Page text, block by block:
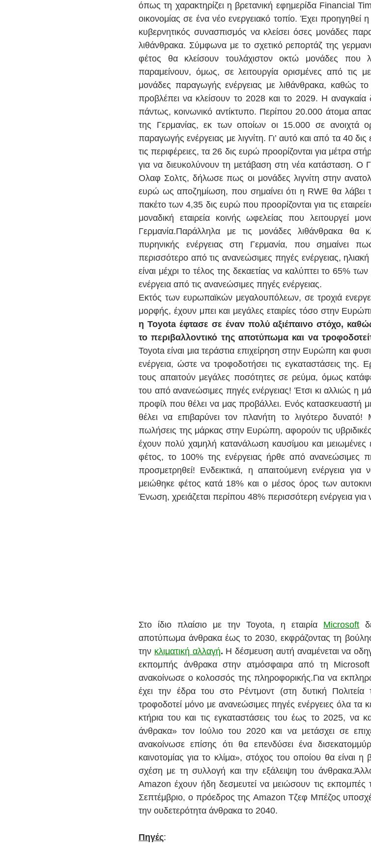
όπως τη χαρακτηρίζει η βρετανική εφημερίδα Financial
οικονομίας σε ένα νέο ενεργειακό τοπίο. Έχει
κυβερνητικός συνασπισμός να κλείσει όσες μονάδες
λιθάνθρακα. Σύμφωνα με το σχετικό ρεπορτάζ της
φέτος θα κλείσουν τουλάχιστον οκτώ μονάδες που
παραμείνουν, όμως, σε λειτουργία ορισμένες από τις
μονάδες παραγωγής ενέργειας με λιθάνθρακα, καθώς
προβλέπει να κλείσουν το 2028 και το 2029. Η αναγκαία
πάντως, κοινωνικό αντίκτυπο. Περίπου 20.000 άτομα
της Γερμανίας, εκ των οποίων οι 15.000 σε ανοιχτά
παραγωγής ενέργειας με λιγνίτη. Γι’ αυτό και από τα 40
τις περιφέρειες, τα 26 δις ευρώ προορίζονται για μέτρα
για να διευκολύνουν τη μετάβαση στη νέα κατάσταση. Ο
Ολαφ Σολτς, δήλωσε πως οι μονάδες λιγνίτη στην
ευρώ ως αποζημίωση, που σημαίνει ότι η RWE θα
πακέτο των 4,35 δις ευρώ που προορίζονται για τις
μοναδική εταιρεία κοινής ωφελείας που λειτουργεί
Γερμανία.Παράλληλα με τις μονάδες λιθάνθρακα θα
πυρηνικής ενέργειας στη Γερμανία, που σημαίνει
περισσότερο από τις ανανεώσιμες πηγές ενέργειας,
είναι μέχρι το τέλος της δεκαετίας να καλύπτει το 65%
ενέργεια από τις ανανεώσιμες πηγές ενέργειας.
Εκτός των ευρωπαϊκών μεγαλουπόλεων, σε τροχιά
μορφής, έχουν μπει και μεγάλες εταιρίες τόσο στην
η Toyota έφτασε σε έναν πολύ αξιέπαινο στόχο,
το περιβαλλοντικό της αποτύπωμα και να
Toyota είναι μια τεράστια επιχείρηση στην Ευρώπη και
ενέργεια, ώστε να τροφοδοτήσει τις εγκαταστάσεις της.
τους απαιτούν μεγάλες ποσότητες σε ρεύμα, όμως
του από ανανεώσιμες πηγές ενέργειας! Έτσι κι αλλιώς η
προφίλ που θέλει να μας προβάλλει. Ενός κατασκευαστή
θέλει να επιβαρύνει τον πλανήτη το λιγότερο δυνατό!
πωλήσεις της μάρκας στην Ευρώπη, αφορούν τις
έχουν πολύ χαμηλή κατανάλωση καυσίμου και
φέτος, το 100% της ενέργειας ήρθε από ανανεώσιμες
προσμετρηθεί! Ενδεικτικά, η απαιτούμενη ενέργεια για
μειώθηκε φέτος κατά 18% και ο μέσος όρος των
Ένωση, χρειάζεται περίπου 48% περισσότερη ενέργεια για
Στο ίδιο πλαίσιο με την Toyota, η εταιρία Microsoft
αποτύπωμα άνθρακα έως το 2030, εκφράζοντας τη
την κλιματική αλλαγή. Η δέσμευση αυτή αναμένεται να
εκπομπής άνθρακα στην ατμόσφαιρα από τη
ανακοίνωσε ο κολοσσός της πληροφορικής.Για να
έχει την έδρα του στο Ρέντμοντ (στη δυτική
τροφοδοτεί μόνο με ανανεώσιμες πηγές ενέργειες όλα τα
κτήρια του και τις εγκαταστάσεις του έως το 2025, να
άνθρακα» τον Ιούλιο του 2020 και να μετάσχει σε
ανακοίνωσε επίσης ότι θα επενδύσει ένα
καινοτομίας για το κλίμα», στόχος του οποίου θα είναι
σχέση με τη συλλογή και την εξάλειψη του
Amazon έχουν ήδη δεσμευτεί να μειώσουν τις εκπομπές
Σεπτέμβριο, ο πρόεδρος της Amazon Τζεφ Μπέζος
την ουδετερότητα άνθρακα το 2040.
Πηγές: